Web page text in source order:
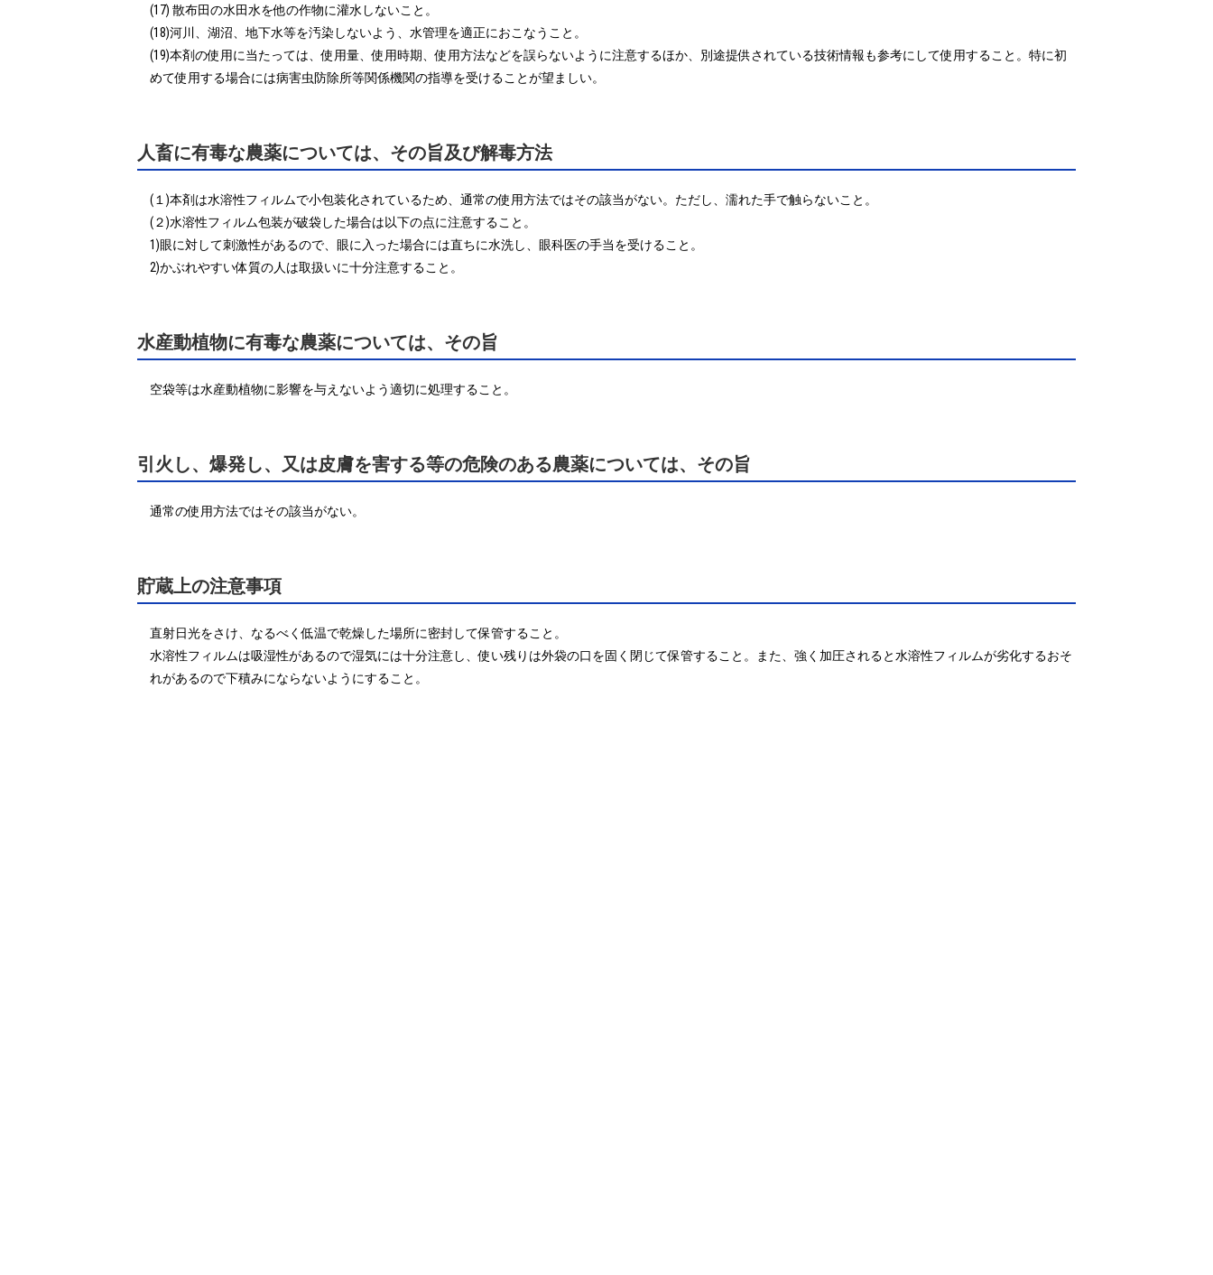
(17) 散布田の水田水を他の作物に灌水しないこと。
(18)河川、湖沼、地下水等を汚染しないよう、水管理を適正におこなうこと。
(19)本剤の使用に当たっては、使用量、使用時期、使用方法などを誤らないように注意するほか、別途提供されている技術情報も参考にして使用すること。特に初
めて使用する場合には病害虫防除所等関係機関の指導を受けることが望ましい。
人畜に有毒な農薬については、その旨及び解毒方法
(１)本剤は水溶性フィルムで小包装化されているため、通常の使用方法ではその該当がない。ただし、濡れた手で触らないこと。
(２)水溶性フィルム包装が破袋した場合は以下の点に注意すること。
1)眼に対して刺激性があるので、眼に入った場合には直ちに水洗し、眼科医の手当を受けること。
2)かぶれやすい体質の人は取扱いに十分注意すること。
水産動植物に有毒な農薬については、その旨
空袋等は水産動植物に影響を与えないよう適切に処理すること。
引火し、爆発し、又は皮膚を害する等の危険のある農薬については、その旨
通常の使用方法ではその該当がない。
貯蔵上の注意事項
直射日光をさけ、なるべく低温で乾燥した場所に密封して保管すること。
水溶性フィルムは吸湿性があるので湿気には十分注意し、使い残りは外袋の口を固く閉じて保管すること。また、強く加圧されると水溶性フィルムが劣化するおそ
れがあるので下積みにならないようにすること。